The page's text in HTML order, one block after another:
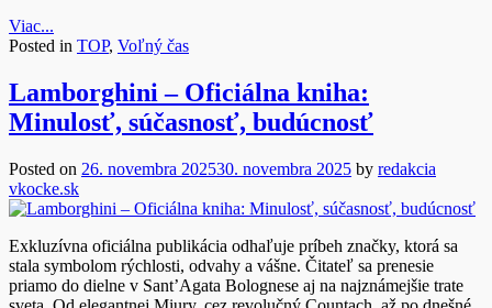
Viac...
Posted in TOP, Voľný čas
Lamborghini – Oficiálna kniha:
Minulosť, súčasnosť, budúcnosť
Posted on 26. novembra 202530. novembra 2025 by redakcia
vkocke.sk
Exkluzívna oficiálna publikácia odhaľuje príbeh značky, ktorá sa
stala symbolom rýchlosti, odvahy a vášne. Čitateľ sa prenesie
priamo do dielne v Sant’Agata Bolognese aj na najznámejšie trate